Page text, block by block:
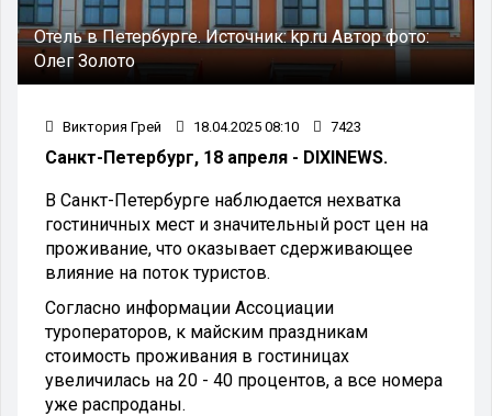
Отель в Петербурге.Источник:kp.ruАвтор фото:
Олег Золото
Виктория Грей 18.04.2025 08:10 7423
Санкт-Петербург, 18 апреля - DIXINEWS.
В Санкт-Петербурге наблюдается нехватка
гостиничных мест и значительный рост цен на
проживание, что оказывает сдерживающее
влияние на поток туристов.
Согласно информации Ассоциации
туроператоров, к майским праздникам
стоимость проживания в гостиницах
увеличилась на 20 - 40 процентов, а все номера
уже распроданы.